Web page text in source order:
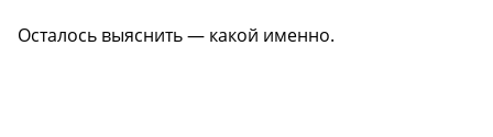
Осталось выяснить — какой именно.